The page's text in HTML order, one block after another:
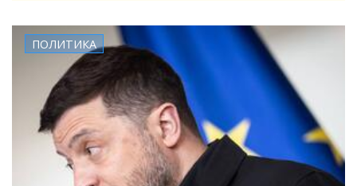
ПОЛИТИКА